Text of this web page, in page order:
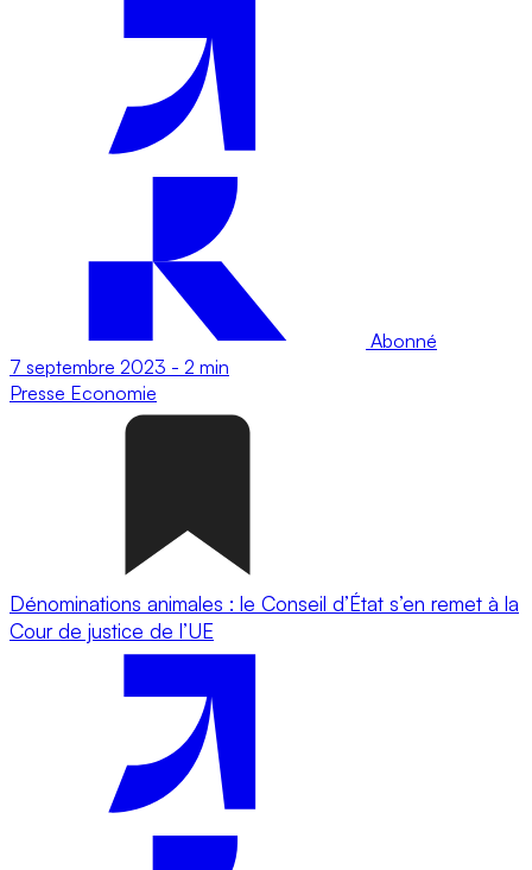
Abonné
7 septembre 2023 - 2 min
Presse Economie
Dénominations animales : le Conseil d’État s’en remet à la
Cour de justice de l’UE